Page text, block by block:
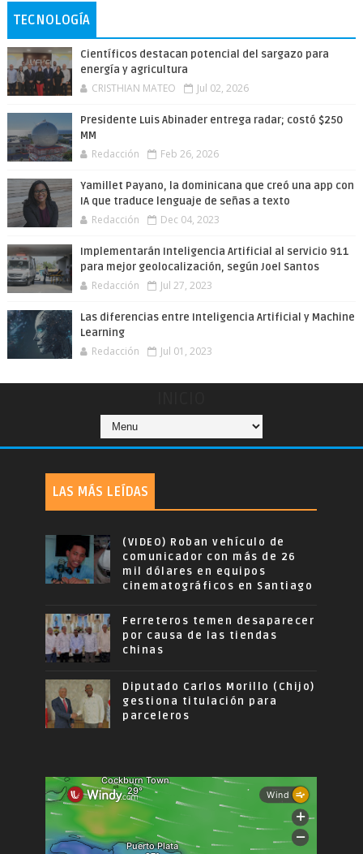
TECNOLOGÍA
Científicos destacan potencial del sargazo para
energía y agricultura
CRISTHIAN MATEO Jul 02, 2026
Presidente Luis Abinader entrega radar; costó $250
MM
Redacción Feb 26, 2026
Yamillet Payano, la dominicana que creó una app con
IA que traduce lenguaje de señas a texto
Redacción Dec 04, 2023
Implementarán Inteligencia Artificial al servicio 911
para mejor geolocalización, según Joel Santos
Redacción Jul 27, 2023
Las diferencias entre Inteligencia Artificial y Machine
Learning
Redacción Jul 01, 2023
LAS MÁS LEÍDAS
(VIDEO) Roban vehículo de
comunicador con más de 26
mil dólares en equipos
cinematográficos en Santiago
Ferreteros temen desaparecer
por causa de las tiendas
chinas
Diputado Carlos Morillo (Chijo)
gestiona titulación para
parceleros